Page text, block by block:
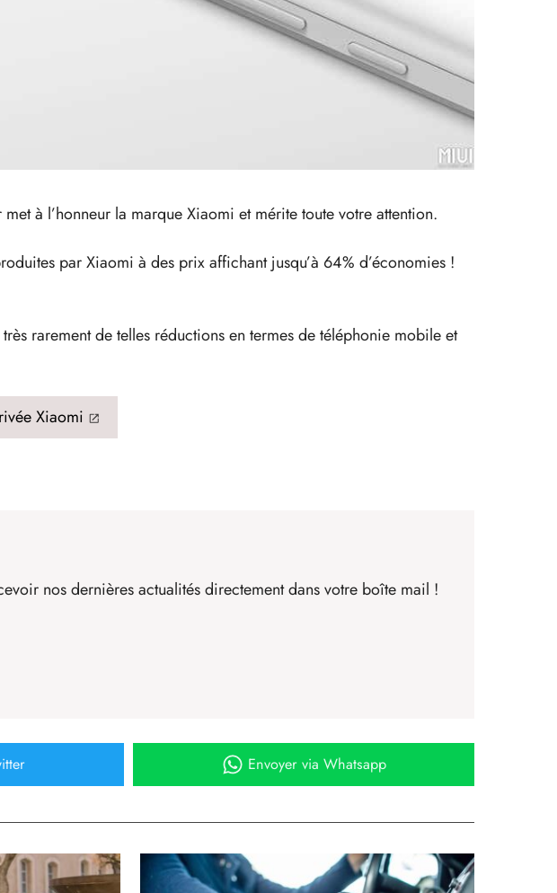
à l’honneur la marque Xiaomi et mérite toute votre attention.
par Xiaomi à des prix affichant jusqu’à 64% d’économies !
rarement de telles réductions en termes de téléphonie mobile et
Xiaomi
nos dernières actualités directement dans votre boîte mail !
Envoyervia Whatsapp